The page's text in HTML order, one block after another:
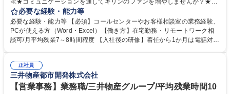
≪★コミュニケーションを通してキリンのファンを増やしませんか？★≫
お客様のお声をより良い商品づくりに活かしていく上で、窓口となるお客
様相談室でのお仕事です。 日々お客様からいただくキリングループへのご
意見を、企業活動に活かしています。お客様からの声に迅速かつ誠意をも
って対応、情報提供するとともにグループ内活動に反映しています。 【具
平均100件前後■メール・手紙：同上40件前後 募集職種 中野本社【お客様
相談室】お客様のお声をもとにより良い商品づくりへ貢献
必要な経験・能力等
必要な経験・能力等 【必須】コールセンターやお客様相談室の業務経験、
PCが使える方（Word・Excel）【働き方】在宅勤務・リモートワーク相
談可/月平均残業7～8時間程度 【入社後の研修】着任から1か月は電話対応
すのでご安心ください。 【当社について】キリングループの広報機能を担
う会社として、お客様との出会いを大切にし、磨き上げたホスピタリティ
を込めてコミュニケーションをとりながら広報関連業務を行っておりま
正社員
三井物産都市開発株式会社
【営業事務】業務職/三井物産グループ/平均残業時間10